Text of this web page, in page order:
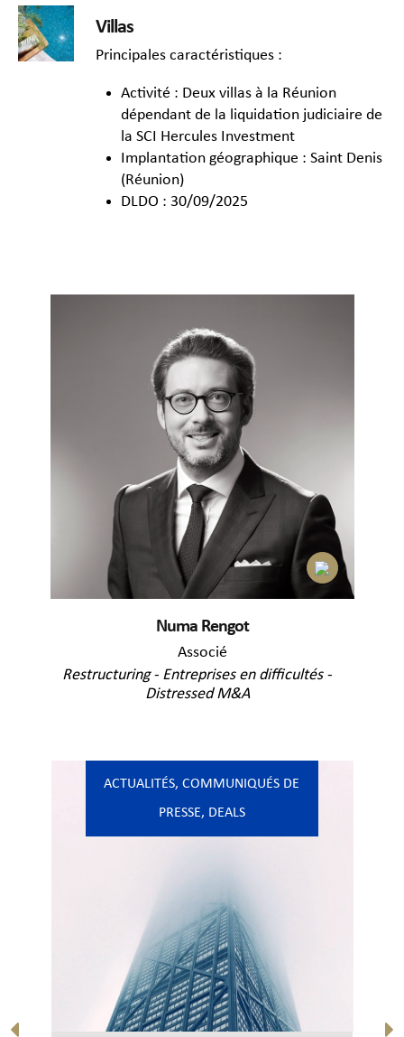
Villas
Principales caractéristiques :
Activité : Deux villas à la Réunion
dépendant de la liquidation judiciaire de
la SCI Hercules Investment
Implantation géographique : Saint Denis
(Réunion)
DLDO : 30/09/2025
Numa Rengot
Associé
Restructuring - Entreprises en difficultés -
Distressed M&A
ACTUALITÉS,COMMUNIQUÉS DE
PRESSE, DEALS